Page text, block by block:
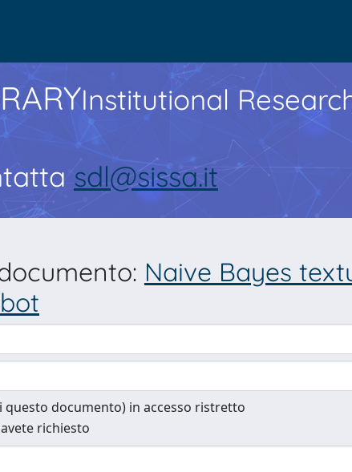
Institutional
sdl@sissa.it
Naive Bayes
questo documento) in accesso ristretto
richiesto